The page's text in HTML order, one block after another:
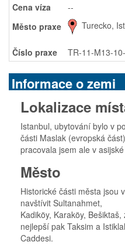
Cena víza
--
Město praxe
Turecko,
Číslo praxe TR-11-M13-
Informace o zemi
Lokalizace
Istanbul, ubytování bylo v
části Maslak (evropská
pracovala jsem ale v
Město
Historické části města jsou
navštívit Sultanahmet,
Kadiköy, Karaköy,
nejlepší pak Taksim a Istiklal
Caddesi.